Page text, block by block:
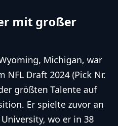
mit großer
Michigan, war
Draft 2024 (Pick Nr.
größten Talente auf
Er spielte zuvor an
wo er in 38